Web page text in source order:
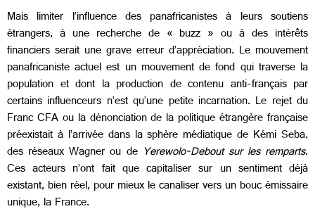
Mais limiter l’influence des panafricanistes à leurs soutiens
étrangers, à une recherche de « buzz » ou à des intérêts
financiers serait une grave erreur d’appréciation. Le mouvement
panafricaniste actuel est un mouvement de fond qui traverse la
population et dont la production de contenu anti-français par
certains influenceurs n’est qu’une petite incarnation. Le rejet du
Franc CFA ou la dénonciation de la politique étrangère française
préexistait à l’arrivée dans la sphère médiatique de Kémi Seba,
des réseaux Wagner ou de Yerewolo-Debout sur les remparts.
Ces acteurs n’ont fait que capitaliser sur un sentiment déjà
existant, bien réel, pour mieux le canaliser vers un bouc émissaire
unique, la France.